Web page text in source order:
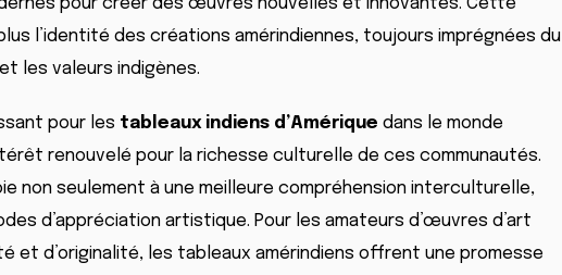
pour créer des œuvres nouvelles et innovantes. Cette
l’identité des créations amérindiennes, toujours imprégnées du
les valeurs indigènes.
pour les tableaux indiens d’Amérique dans le monde
renouvelé pour la richesse culturelle de ces communautés.
non seulement à une meilleure compréhension interculturelle,
d’appréciation artistique. Pour les amateurs d’œuvres d’art
et d’originalité, les tableaux amérindiens offrent une promesse